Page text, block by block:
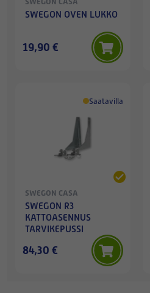
SWEGON OVEN LUKKO
19,90 €
Saatavilla
SWEGON CASA
SWEGON R3
KATTOASENNUS
TARVIKEPUSSI
84,30 €